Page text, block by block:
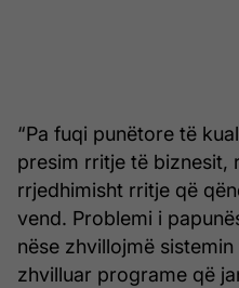
“Pa fuqi punëtore të
presim rritje të biznesit,
rrjedhimisht rritje që
vend. Problemi i
nëse zhvillojmë
zhvilluar programe që